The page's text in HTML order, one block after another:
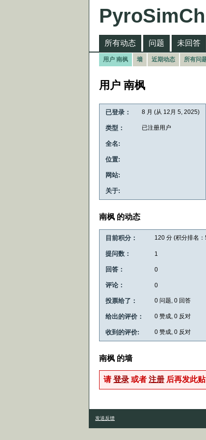
所有动态 问题 未回答
用户 南枫 墙 近期动态 所有问
用户 南枫
已登录： 8 月 (从 12月 5, 2025)
类型： 已注册用户
全名:
位置:
网站:
关于:
南枫 的动态
目前积分： 120 分 (积分排名：
提问数： 1
回答： 0
评论： 0
投票给了： 0 问题, 0 回答
给出的评价： 0 赞成, 0 反对
收到的评价: 0 赞成, 0 反对
南枫 的墙
请登录 或者 注册 后再发此贴
发送反馈